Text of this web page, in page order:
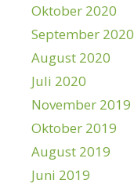
Oktober 2020
September 2020
August 2020
Juli 2020
November 2019
Oktober 2019
August 2019
Juni 2019